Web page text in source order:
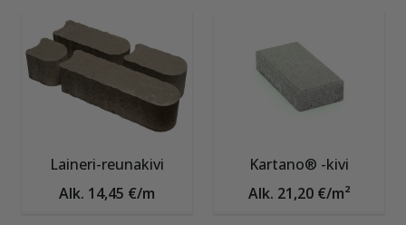
Laineri-reunakivi
Alk. 14,45 €/m
Kartano® -kivi
Alk. 21,20 €/m²